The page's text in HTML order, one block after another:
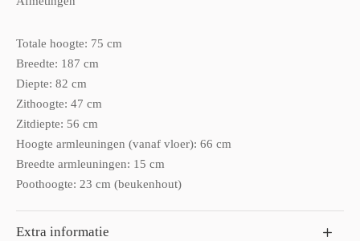
Totale hoogte: 75 cm
Breedte: 187 cm
Diepte: 82 cm
Zithoogte: 47 cm
Zitdiepte: 56 cm
Hoogte armleuningen (vanaf vloer): 66 cm
Breedte armleuningen: 15 cm
Poothoogte: 23 cm (beukenhout)
Extra informatie